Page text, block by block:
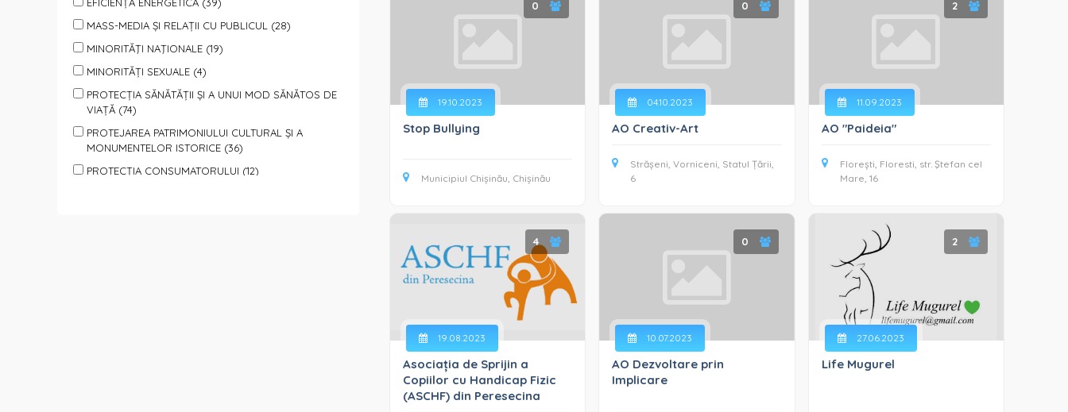
MASS-MEDIA ȘI RELAȚII CU PUBLICUL (28)
MINORITĂŢI NAŢIONALE (19)
MINORITĂȚI SEXUALE (4)
PROTECȚIA SĂNĂTĂȚII ȘI A UNUI MOD SĂNĂTOS DE
VIAȚĂ (74)
PROTEJAREA PATRIMONIULUI CULTURAL ȘI A
MONUMENTELOR ISTORICE (36)
PROTECȚIA CONSUMATORULUI (12)
0
19.10.2023
Stop Bullying
Municipiul Chișinău, Chișinău
0
04.10.2023
AO Creativ-Art
Strășeni, Vorniceni, Statul Țării,
6
2
11.09.2023
AO "Paideia"
Florești, Floresti, str. Ştefan cel
Mare, 16
4
19.08.2023
Asociația de Sprijin a
Copiilor cu Handicap Fizic
(ASCHF) din Peresecina
0
10.07.2023
AO Dezvoltare prin
Implicare
2
27.06.2023
Life Mugurel